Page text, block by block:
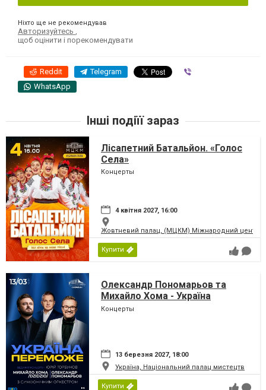
Ніхто ще не рекомендував
Авторизуйтесь ,
щоб оцінити і порекомендувати
Reddit Telegram
WhatsApp
Інші подіїї зараз
Лісапетний Батальйон. «Голос
Села»
Концерты
4 квітня 2027, 16:00
Жовтневий палац, (МЦКМ) Міжнародний центр
Купити
Олександр Пономарьов та
Михайло Хома - Україна
Переможе!
Концерты
13 березня 2027, 18:00
Україна, Національний палац мистецтв
Купити